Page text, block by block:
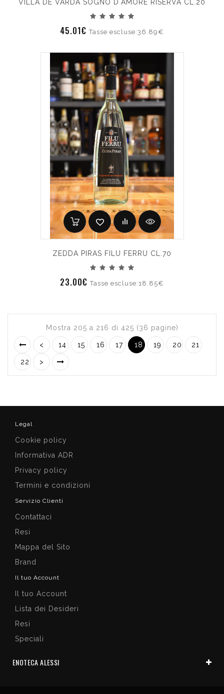
VILLA DE VARDA SOGNO D´AMORE RISERVA CL.20
45.01€Tasse escluse:36.89€
ZEDDA PIRAS FILU FERRU CL.70
23.00€Tasse escluse:18.85€
Mostra 205 a 216 di 425 (36 pagine)
< 14 15 16 17 18 19 20 21
22 >
Legal
Cookie policy
Informativa ADR
Privacy policy
Termini e condizioni
Servizio Clienti
Contattaci
Resi
Mappa del Sito
Brand
Il tuo Account
Il tuo Account
Lista dei Desideri
Resi
Speciali
ENOTECA ALESSI